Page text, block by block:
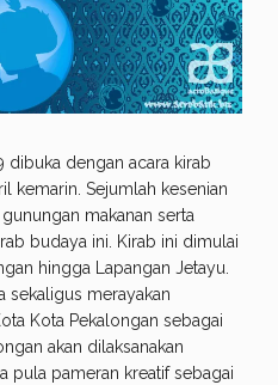
dibuka dengan acara kirab
kemarin. Sejumlah kesenian
makanan serta
budaya ini. Kirab ini dimulai
hingga Lapangan Jetayu.
sekaligus merayakan
Kota Pekalongan sebagai
akan dilaksanakan
pula pameran kreatif sebagai